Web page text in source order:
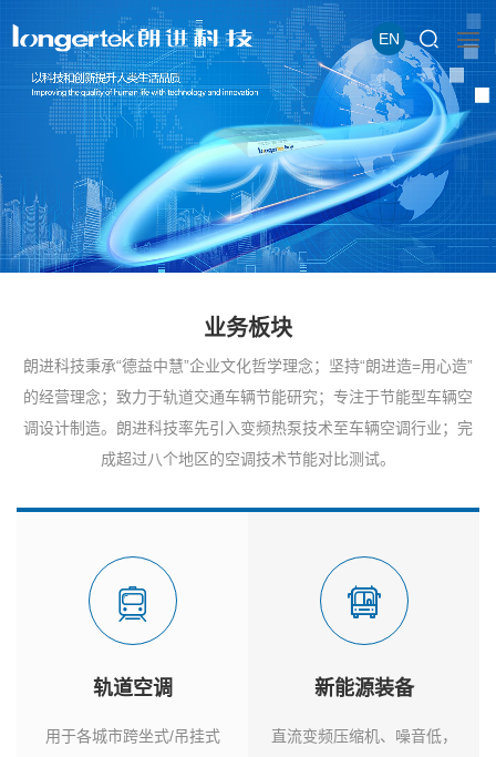
EN
业务板块
朗进科技秉承“德益中慧”企业文化哲学理念；坚持“朗进造=用心造”
的经营理念；致力于轨道交通车辆节能研究；专注于节能型车辆空
调设计制造。朗进科技率先引入变频热泵技术至车辆空调行业；完
成超过八个地区的空调技术节能对比测试。
轨道空调
用于各城市跨坐式/吊挂式
新能源装备
直流变频压缩机、噪音低，